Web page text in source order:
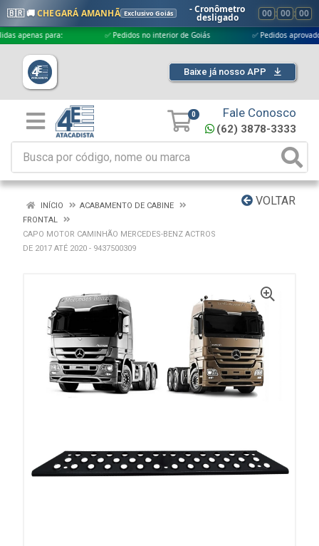
🇧🇷 🚚CHEGARÁ AMANHÃ Exclusivo Goiás - Cronômetro
desligado 00 : 00 : 00
para: ✅ Pedidos no interior de Goiás ✅ Pedidos aprovados
Baixe já nosso APP
0 Fale Conosco
(62) 3878-3333
VOLTAR
INÍCIO
ACABAMENTO DE CABINE
FRONTAL
CAPO MOTOR CAMINHÃO MERCEDES-BENZ ACTROS
DE 2017 ATÉ 2020 - 9437500309